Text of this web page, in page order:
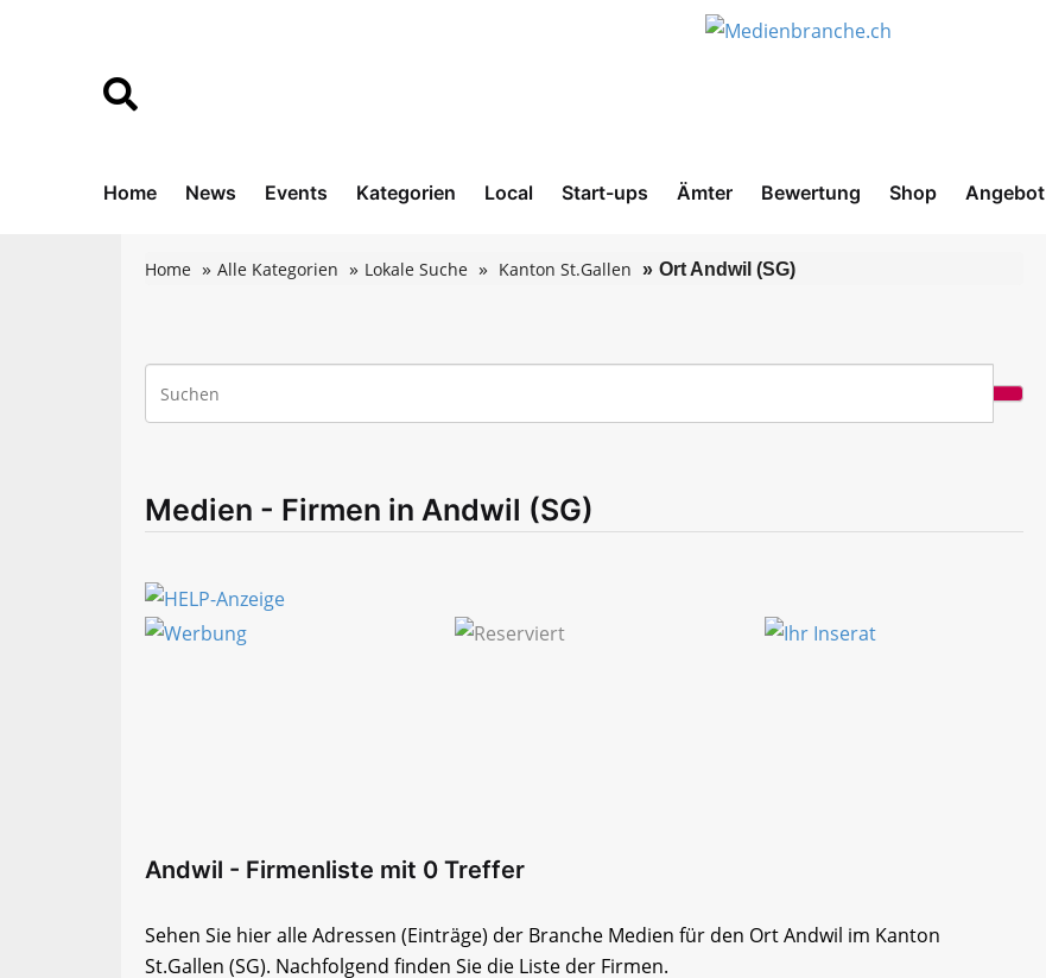
Home News Events Kategorien Local Start-ups Ämter Bewertung Shop Angebot
Home Alle Kategorien Lokale Suche Kanton St.Gallen Ort Andwil (SG)
Medien - Firmen in Andwil (SG)
Andwil - Firmenliste mit 0 Treffer
Sehen Sie hier alle Adressen (Einträge) der Branche Medien für den Ort Andwil im Kanton
St.Gallen (SG). Nachfolgend finden Sie die Liste der Firmen.